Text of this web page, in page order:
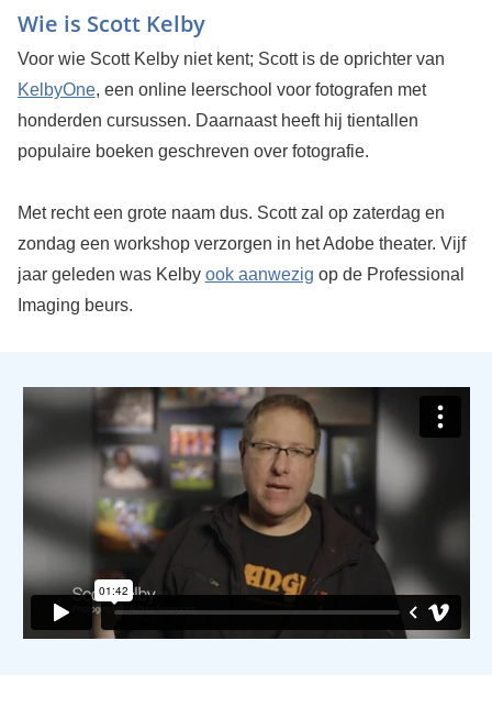
Wie is Scott Kelby
Voor wie Scott Kelby niet kent; Scott is de oprichter van
KelbyOne, een online leerschool voor fotografen met
honderden cursussen. Daarnaast heeft hij tientallen
populaire boeken geschreven over fotografie.
Met recht een grote naam dus. Scott zal op zaterdag en
zondag een workshop verzorgen in het Adobe theater. Vijf
jaar geleden was Kelby ook aanwezig op de Professional
Imaging beurs.